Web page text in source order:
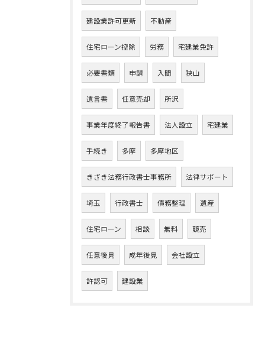
建設業許可更新 不動産
住宅ローン控除 労務 宅建業免許
必要書類 申請 入間 狭山
遺言書 任意売却 所沢
事業年度終了報告書 法人設立 宅建業
手続き 多摩 多摩地区
きざき法務行政書士事務所 法律サポート
埼玉 行政書士 債務整理 遺産
住宅ローン 相談 無料 競売
任意後見 成年後見 会社設立
許認可 建設業